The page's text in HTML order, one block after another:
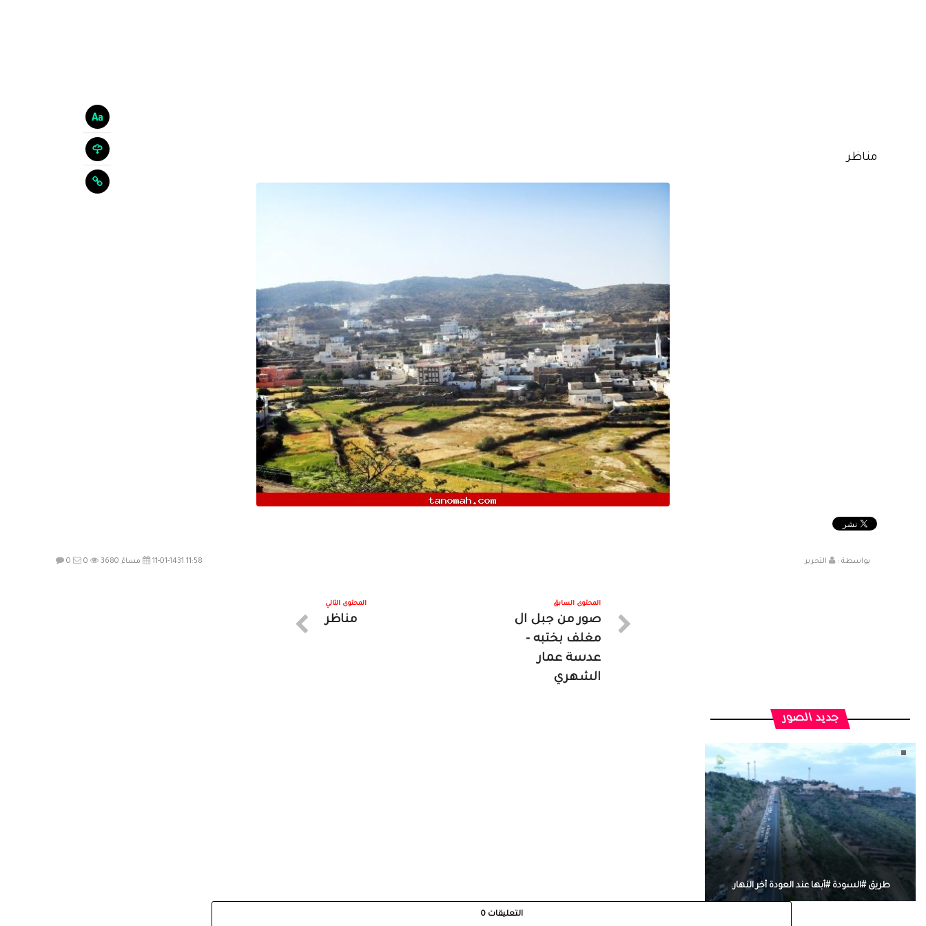
مناظر
بواسطة : التحرير 11-01-1431 11:58 مساءً 0 0 3680
المحتوى السابق
صور من جبل ال
مغلف بختبه -
عدسة عمار
الشهري
المحتوى التالي
مناظر
جديد الصور
طريق #السودة #أبها عند العودة أخر النهار.
التعليقات 0